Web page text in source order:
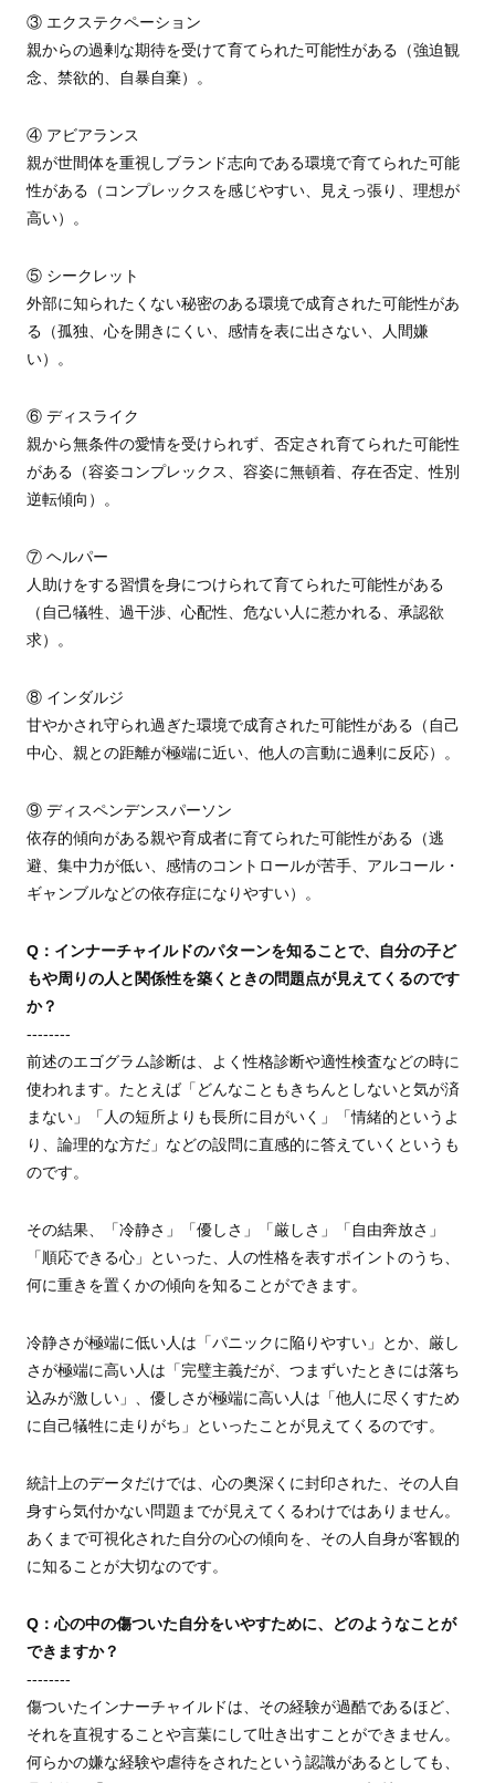
③ エクステクペーション
親からの過剰な期待を受けて育てられた可能性がある（強迫観
念、禁欲的、自暴自棄）。
④ アビアランス
親が世間体を重視しブランド志向である環境で育てられた可能
性がある（コンプレックスを感じやすい、見えっ張り、理想が
高い）。
⑤ シークレット
外部に知られたくない秘密のある環境で成育された可能性があ
る（孤独、心を開きにくい、感情を表に出さない、人間嫌
い）。
⑥ ディスライク
親から無条件の愛情を受けられず、否定され育てられた可能性
がある（容姿コンプレックス、容姿に無頓着、存在否定、性別
逆転傾向）。
⑦ ヘルパー
人助けをする習慣を身につけられて育てられた可能性がある
（自己犠牲、過干渉、心配性、危ない人に惹かれる、承認欲
求）。
⑧ インダルジ
甘やかされ守られ過ぎた環境で成育された可能性がある（自己
中心、親との距離が極端に近い、他人の言動に過剰に反応）。
⑨ ディスペンデンスパーソン
依存的傾向がある親や育成者に育てられた可能性がある（逃
避、集中力が低い、感情のコントロールが苦手、アルコール・
ギャンブルなどの依存症になりやすい）。
Q：インナーチャイルドのパターンを知ることで、自分の子ど
もや周りの人と関係性を築くときの問題点が見えてくるのです
か？
--------
前述のエゴグラム診断は、よく性格診断や適性検査などの時に
使われます。たとえば「どんなこともきちんとしないと気が済
まない」「人の短所よりも長所に目がいく」「情緒的というよ
り、論理的な方だ」などの設問に直感的に答えていくというも
のです。
その結果、「冷静さ」「優しさ」「厳しさ」「自由奔放さ」
「順応できる心」といった、人の性格を表すポイントのうち、
何に重きを置くかの傾向を知ることができます。
冷静さが極端に低い人は「パニックに陥りやすい」とか、厳し
さが極端に高い人は「完璧主義だが、つまずいたときには落ち
込みが激しい」、優しさが極端に高い人は「他人に尽くすため
に自己犠牲に走りがち」といったことが見えてくるのです。
統計上のデータだけでは、心の奥深くに封印された、その人自
身すら気付かない問題までが見えてくるわけではありません。
あくまで可視化された自分の心の傾向を、その人自身が客観的
に知ることが大切なのです。
Q：心の中の傷ついた自分をいやすために、どのようなことが
できますか？
--------
傷ついたインナーチャイルドは、その経験が過酷であるほど、
それを直視することや言葉にして吐き出すことができません。
何らかの嫌な経験や虐待をされたという認識があるとしても、